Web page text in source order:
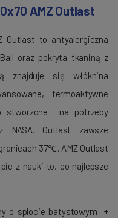
AMZ Outlast
Outlast to antyalergiczna
oraz pokryta tkaniną z
znajduje się włóknina
termoaktywne
stworzone na potrzeby
NASA. Outlast zawsze
37℃. AMZ Outlast
z nauki to, co najlepsze
o splocie batystowym +